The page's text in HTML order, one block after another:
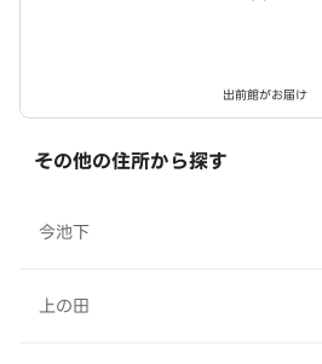
出前館がお届け
その他の住所から探す
今池下
上の田